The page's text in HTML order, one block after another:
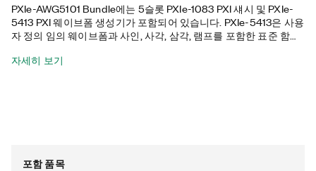
PXIe-AWG5101 Bundle에는 5슬롯 PXIe-1083 PXI 섀시 및 PXIe-
5413 PXI 웨이브폼 생성기가 포함되어 있습니다. PXIe-5413은 사용
자 정의 임의 웨이브폼과 사인, 사각, 삼각, 램프를 포함한 표준 함수
수 있습니다. 이 포함된 PXI 웨이브폼 생성기는 정확한 웨이브폼을
자세히 보기
포함 품목